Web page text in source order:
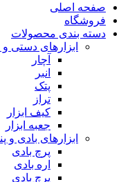
صفحه اصلی
فروشگاه
دسته بندی محصولات
ابزارهای دستی
آچار
انبر
پتک
تراز
کیف ابزار
جعبه ابزار
ابزارهای بادی و
پرچ بادی
اره بادی
پرچ بادی